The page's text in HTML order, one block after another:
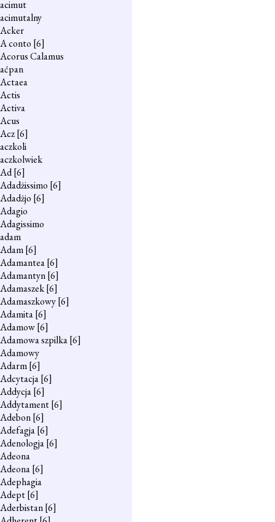
acimut
acimutalny
Acker
A conto [6]
Acorus Calamus
aćpan
Actaea
Actis
Activa
Acus
Acz[6]
aczkoli
aczkolwiek
Ad[6]
Adadżissimo [6]
Adadżjo [6]
Adagio
Adagissimo
adam
Adam[6]
Adamantea[6]
Adamantyn[6]
Adamaszek[6]
Adamaszkowy[6]
Adamita[6]
Adamow[6]
Adamowa szpilka[6]
Adamowy
Adarm[6]
Adcytacja[6]
Addycja[6]
Addytament[6]
Adebon[6]
Adefagja[6]
Adenologja[6]
Adeona
Adeona[6]
Adephagia
Adept[6]
Aderbistan[6]